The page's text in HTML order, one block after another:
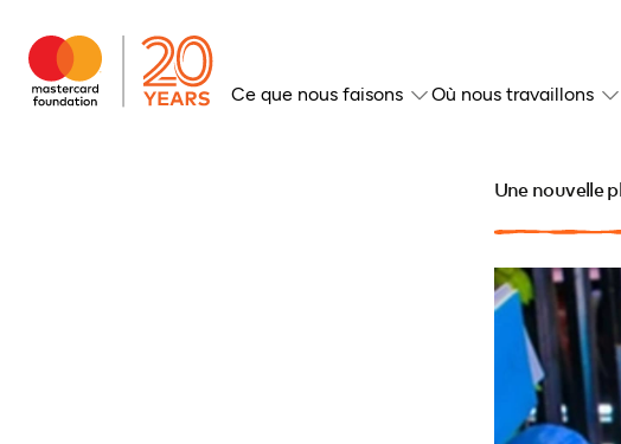
Ce que nous faisons Où nous travaillons
Une nouvelle